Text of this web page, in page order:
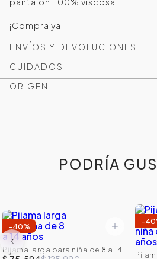
¡Compra ya!
ENVÍOS Y DEVOLUCIONES
CUIDADOS
ORIGEN
PODRÍA
-40%
Pijama larga para niña de 8 a 14
años
-40